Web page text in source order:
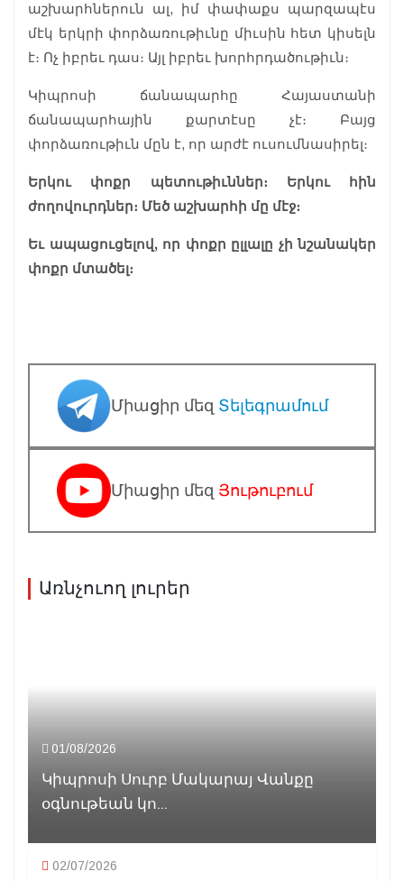
աշխարհներուն ալ, իմ փափաքս պարզապէս
մէկ երկրի փորձառութիւնը միւսին հետ կիսելն
է։ Ոչ իբրեւ դաս։ Այլ իբրեւ խորհրդածութիւն։
Կիպրոսի ճանապարհը Հայաստանի
ճանապարհային քարտէսը չէ։ Բայց
փորձառութիւն մըն է, որ արժէ ուսումնասիրել։
Երկու փոքր պետութիւններ։ Երկու հին
ժողովուրդներ։ Մեծ աշխարհի մը մէջ։
Եւ ապացուցելով, որ փոքր ըլլալը չի նշանակեր
փոքր մտածել։
Միացիր մեզ Տելեգրամում
Միացիր մեզ Յութուբում
Առնչուող լուրեր
01/08/2026
Կիպրոսի Սուրբ Մակարայ Վանքը
օգնութեան կո...
02/07/2026